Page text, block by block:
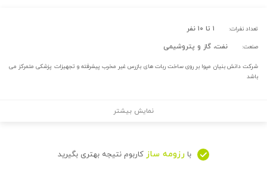
تعداد نفرات: ۱ تا ۱۰ نفر
صنعت: نفت، گاز و پتروشیمی
شرکت دانش بنیان مپوا بر روی ساخت ربات های بازرس غیر مخرب پیشرفته و تجهیزات پزشکی متمرکز می
باشد
نمایش بیشتر
با رزومه ساز کاربوم نتیجه بهتری بگیرید